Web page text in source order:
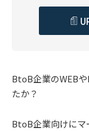
BtoB企業のWEB
たか？
BtoB企業向けにマ